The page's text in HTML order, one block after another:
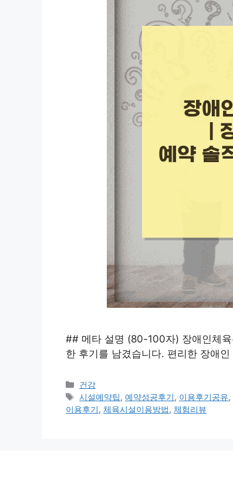
## 메타 설명 (80-100자) 장애인체
한 후기를 남겼습니다. 편리한 장애
카
테
고
건강
태
그
시설예약팁,예약성공후기, 이용후기공유,
이용후기, 체육시설이용방법, 체험리뷰